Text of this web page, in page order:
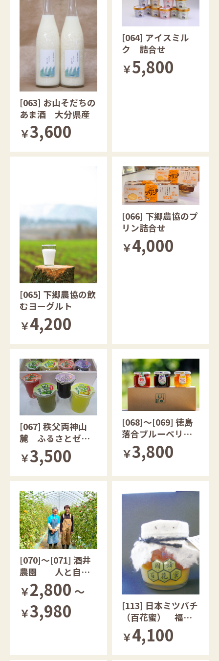
[063] お山そだちの
あま酒 大分県産
￥3,600
[064] アイスミル
ク 詰合せ
￥5,800
[065] 下郷農協の飲
むヨーグルト
￥4,200
[066] 下郷農協のプ
リン詰合せ
￥4,000
[067] 秩父両神山
麓 ふるさとゼリ
￥3,500
[068]～[069] 徳島
落合ブルーベリー
園のジャム
￥3,800
[070]～[071] 酒井
農園 人と自然
のさかいです
￥2,800 ～
￥3,980
[113] 日本ミツバチ
（百花蜜） 福島
￥4,100